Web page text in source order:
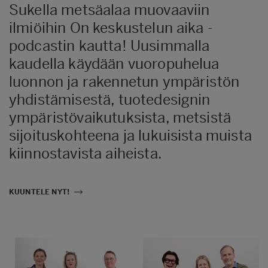
Sukella metsäalaa muovaaviin
ilmiöihin On keskustelun aika -
podcastin kautta! Uusimmalla
kaudella käydään vuoropuhelua
luonnon ja rakennetun ympäristön
yhdistämisestä, tuotedesignin
ympäristövaikutuksista, metsistä
sijoituskohteena ja lukuisista muista
kiinnostavista aiheista.
KUUNTELE NYT!